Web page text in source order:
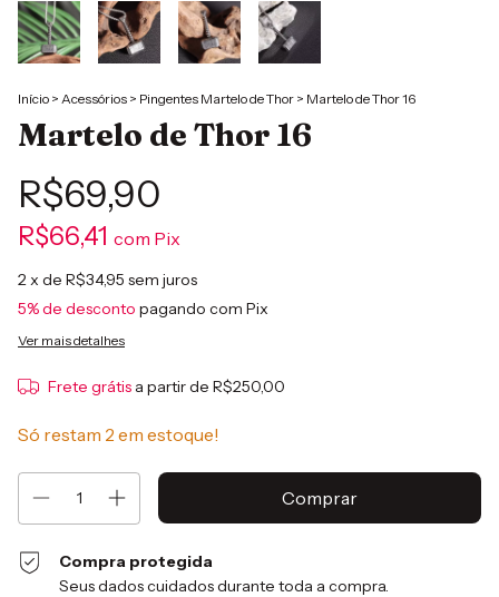
Início > Acessórios > Pingentes Martelo de Thor > Martelo de Thor 16
Martelo de Thor 16
R$69,90
R$66,41 com Pix
2 x de R$34,95 sem juros
5% de desconto pagando com Pix
Ver mais detalhes
Frete grátis a partir de R$250,00
Só restam 2 em estoque!
Compra protegida
Seus dados cuidados durante toda a compra.